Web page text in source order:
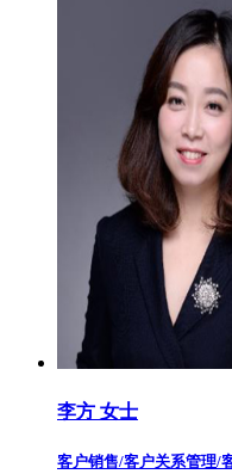
李方 女士
客户销售/客户关系管理/